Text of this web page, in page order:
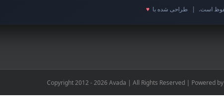
طراحی شده با ♥
Copyright 2012 - 2026 Avada | All Rights Reserved | Powered by